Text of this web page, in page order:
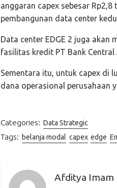
anggaran capex sebesar
pembangunan data center
Data center EDGE 2 juga akan
fasilitas kredit PT Bank Central
Sementara itu, untuk capex di
dana operasional perusahaan
Categories: Data Strategic
Tags: belanja modal capex edge
Afditya Imam